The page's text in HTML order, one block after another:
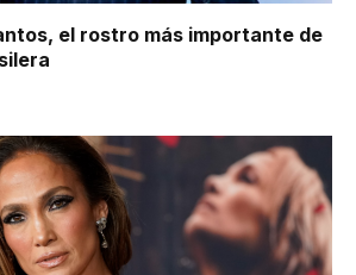
el rostro más importante de